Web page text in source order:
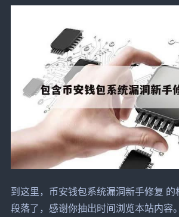
到这里，币安钱包系统漏洞新手修复
段落了，感谢你抽出时间浏览本站内容